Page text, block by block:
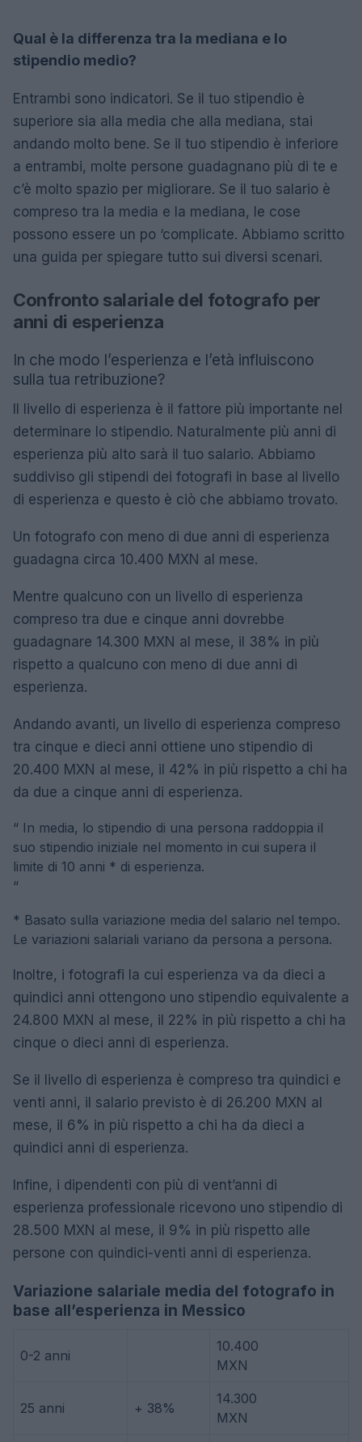
Qual è la differenza tra la mediana e lo
stipendio medio?
Entrambi sono indicatori. Se il tuo stipendio è
superiore sia alla media che alla mediana, stai
andando molto bene. Se il tuo stipendio è inferiore
a entrambi, molte persone guadagnano più di te e
c’è molto spazio per migliorare. Se il tuo salario è
compreso tra la media e la mediana, le cose
possono essere un po ‘complicate. Abbiamo scritto
una guida per spiegare tutto sui diversi scenari.
Confronto salariale del fotografo per
anni di esperienza
In che modo l’esperienza e l’età influiscono
sulla tua retribuzione?
Il livello di esperienza è il fattore più importante nel
determinare lo stipendio. Naturalmente più anni di
esperienza più alto sarà il tuo salario. Abbiamo
suddiviso gli stipendi dei fotografi in base al livello
di esperienza e questo è ciò che abbiamo trovato.
Un fotografo con meno di due anni di esperienza
guadagna circa 10.400 MXN al mese.
Mentre qualcuno con un livello di esperienza
compreso tra due e cinque anni dovrebbe
guadagnare 14.300 MXN al mese, il 38% in più
rispetto a qualcuno con meno di due anni di
esperienza.
Andando avanti, un livello di esperienza compreso
tra cinque e dieci anni ottiene uno stipendio di
20.400 MXN al mese, il 42% in più rispetto a chi ha
da due a cinque anni di esperienza.
“ In media, lo stipendio di una persona raddoppia il
suo stipendio iniziale nel momento in cui supera il
limite di 10 anni * di esperienza.
“
* Basato sulla variazione media del salario nel tempo.
Le variazioni salariali variano da persona a persona.
Inoltre, i fotografi la cui esperienza va da dieci a
quindici anni ottengono uno stipendio equivalente a
24.800 MXN al mese, il 22% in più rispetto a chi ha
cinque o dieci anni di esperienza.
Se il livello di esperienza è compreso tra quindici e
venti anni, il salario previsto è di 26.200 MXN al
mese, il 6% in più rispetto a chi ha da dieci a
quindici anni di esperienza.
Infine, i dipendenti con più di vent’anni di
esperienza professionale ricevono uno stipendio di
28.500 MXN al mese, il 9% in più rispetto alle
persone con quindici-venti anni di esperienza.
Variazione salariale media del fotografo in
base all’esperienza in Messico
0-2 anni
10.400
MXN
25 anni + 38%
14.300
MXN